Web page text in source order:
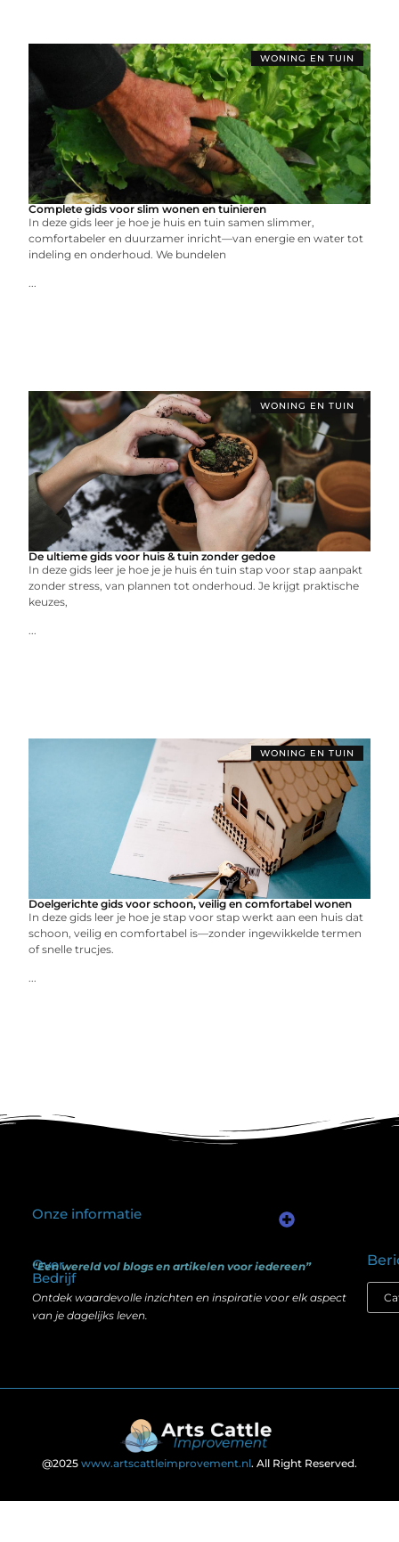
WONING EN TUIN
Complete gids voor slim wonen en tuinieren
In deze gids leer je hoe je huis en tuin samen slimmer,
comfortabeler en duurzamer inricht—van energie en water tot
indeling en onderhoud. We bundelen
...
WONING EN TUIN
De ultieme gids voor huis & tuin zonder gedoe
In deze gids leer je hoe je je huis én tuin stap voor stap aanpakt
zonder stress, van plannen tot onderhoud. Je krijgt praktische
keuzes,
...
WONING EN TUIN
Doelgerichte gids voor schoon, veilig en comfortabel wonen
In deze gids leer je hoe je stap voor stap werkt aan een huis dat
schoon, veilig en comfortabel is—zonder ingewikkelde termen
of snelle trucjes.
...
Over
Bedrijf
“Een wereld vol blogs en artikelen voor iedereen”
Ontdek waardevolle inzichten en inspiratie voor elk aspect
van je dagelijks leven.
Onze informatie
@2025 www.artscattleimprovement.nl. All Right Reserved.